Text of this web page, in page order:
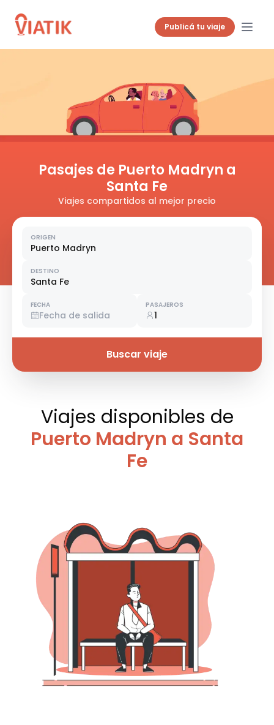
Publicá tu viaje
Pasajes de Puerto Madryn a
Santa Fe
Viajes compartidos al mejor precio
ORIGEN
Puerto Madryn
DESTINO
Santa Fe
FECHA
Fecha de salida
PASAJEROS
1
Buscar viaje
Viajes disponibles de
Puerto Madryn a Santa
Fe